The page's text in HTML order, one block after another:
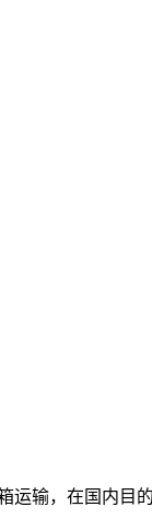
运输，在国内目